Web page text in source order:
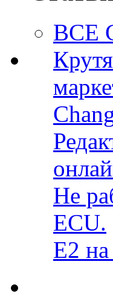
ВСЕ
Не
ECU.
E2